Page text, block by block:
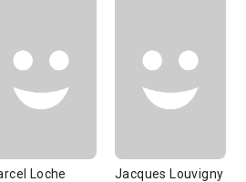
Loche Jacques Louvigny